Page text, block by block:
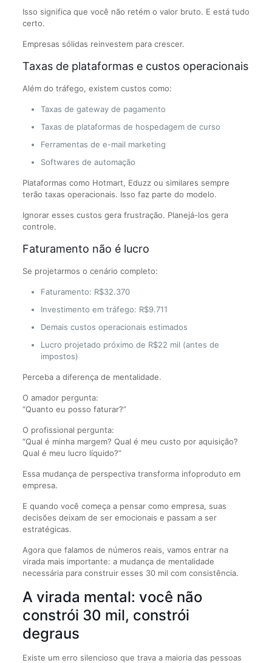
Isso significa que você não retém o valor bruto. E está tudo
certo.
Empresas sólidas reinvestem para crescer.
Taxas de plataformas e custos operacionais
Além do tráfego, existem custos como:
Taxas de gateway de pagamento
Taxas de plataformas de hospedagem de curso
Ferramentas de e-mail marketing
Softwares de automação
Plataformas como Hotmart, Eduzz ou similares sempre
terão taxas operacionais. Isso faz parte do modelo.
Ignorar esses custos gera frustração. Planejá-los gera
controle.
Faturamento não é lucro
Se projetarmos o cenário completo:
Faturamento: R$32.370
Investimento em tráfego: R$9.711
Demais custos operacionais estimados
Lucro projetado próximo de R$22 mil (antes de
impostos)
Perceba a diferença de mentalidade.
O amador pergunta:
“Quanto eu posso faturar?”
O profissional pergunta:
“Qual é minha margem? Qual é meu custo por aquisição?
Qual é meu lucro líquido?”
Essa mudança de perspectiva transforma infoproduto em
empresa.
E quando você começa a pensar como empresa, suas
decisões deixam de ser emocionais e passam a ser
estratégicas.
Agora que falamos de números reais, vamos entrar na
virada mais importante: a mudança de mentalidade
necessária para construir esses 30 mil com consistência.
A virada mental: você não
constrói 30 mil, constrói
degraus
Existe um erro silencioso que trava a maioria das pessoas